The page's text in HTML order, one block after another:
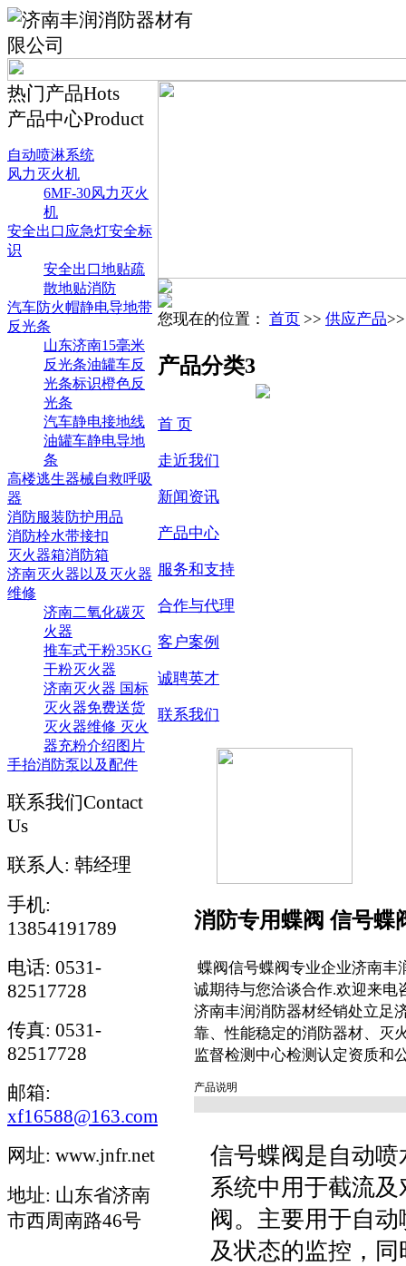
热门产品Hots
产品中心Product
自动喷淋系统
风力灭火机
6MF-30风力灭火
机
安全出口应急灯安全标
识
安全出口地贴疏
散地贴消防
汽车防火帽静电导地带
反光条
山东济南15毫米
反光条油罐车反
光条标识橙色反
光条
汽车静电接地线
油罐车静电导地
条
高楼逃生器械自救呼吸
器
消防服装防护用品
消防栓水带接扣
灭火器箱消防箱
济南灭火器以及灭火器
维修
济南二氧化碳灭
火器
推车式干粉35KG
干粉灭火器
济南灭火器 国标
灭火器免费送货
灭火器维修 灭火
器充粉介绍图片
手抬消防泵以及配件
联系我们Contact
Us
联系人: 韩经理
手机:
13854191789
电话: 0531-
82517728
传真: 0531-
82517728
邮箱:
xf16588@163.com
网址: www.jnfr.net
地址: 山东省济南
市西周南路46号
您现在的位置： 首页 >> 供应产品
产品分类3
首 页
走近我们
新闻资讯
产品中心
服务和支持
合作与代理
客户案例
诚聘英才
联系我们
消防专用蝶阀 信号蝶
蝶阀信号蝶阀专业企业济南丰
诚期待与您洽谈合作.欢迎来电
济南丰润消防器材经销处立足
靠、性能稳定的消防器材、灭
监督检测中心检测认定资质和
产品说明
信号蝶阀是自动
系统中用于截流
阀。主要用于自
及状态的监控，